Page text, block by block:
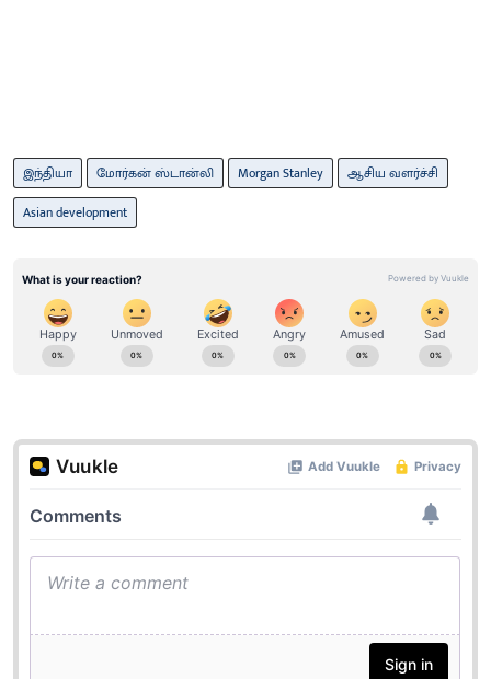
இந்தியா மோர்கன் ஸ்டான்லி Morgan Stanley
ஆசிய வளர்ச்சி
Asian development